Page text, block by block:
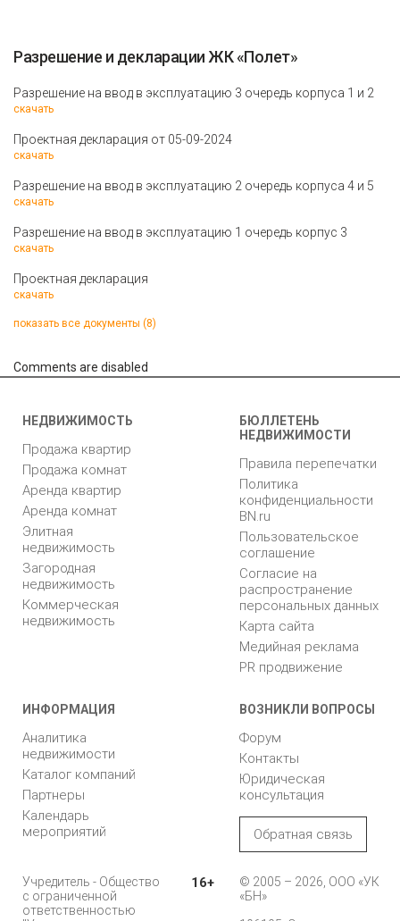
Разрешение и декларации ЖК «Полет»
Разрешение на ввод в эксплуатацию 3 очередь корпуса 1 и 2
скачать
Проектная декларация от 05-09-2024
скачать
Разрешение на ввод в эксплуатацию 2 очередь корпуса 4 и 5
скачать
Разрешение на ввод в эксплуатацию 1 очередь корпус 3
скачать
Проектная декларация
скачать
показать все документы (8)
Comments are disabled
НЕДВИЖИМОСТЬ
Продажа квартир
Продажа комнат
Аренда квартир
Аренда комнат
Элитная
недвижимость
Загородная
недвижимость
Коммерческая
недвижимость
БЮЛЛЕТЕНЬ
НЕДВИЖИМОСТИ
Правила перепечатки
Политика
конфиденциальности
BN.ru
Пользовательское
соглашение
Согласие на
распространение
персональных данных
Карта сайта
Медийная реклама
PR продвижение
ИНФОРМАЦИЯ
Аналитика
недвижимости
Каталог компаний
Партнеры
Календарь
мероприятий
ВОЗНИКЛИ ВОПРОСЫ
Форум
Контакты
Юридическая
консультация
Обратная связь
Учредитель - Общество
с ограниченной
ответственностью
16+
© 2005 – 2026, ООО «УК
«БН»